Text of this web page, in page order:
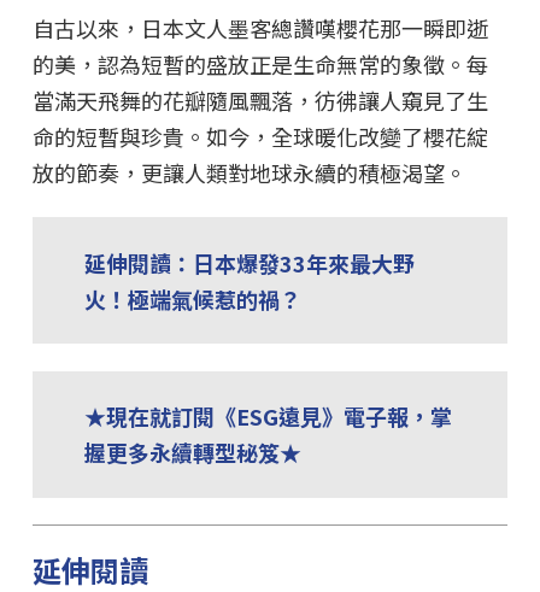
自古以來，日本文人墨客總讚嘆櫻花那一瞬即逝
的美，認為短暫的盛放正是生命無常的象徵。每
當滿天飛舞的花瓣隨風飄落，彷彿讓人窺見了生
命的短暫與珍貴。如今，全球暖化改變了櫻花綻
放的節奏，更讓人類對地球永續的積極渴望。
延伸閱讀：日本爆發33年來最大野
火！極端氣候惹的禍？
★現在就訂閱《ESG遠見》電子報，掌
握更多永續轉型秘笈★
延伸閱讀